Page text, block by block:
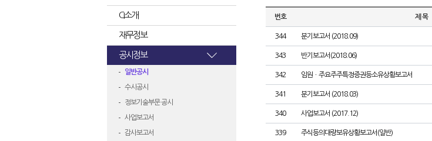
CI소개
재무정보
공시정보
일반공시
수시공시
정보기술부문 공시
사업보고서
감사보고서
번호 제 목
344 분기보고서 (2018.09)
343 반기보고서(2018.06)
342 임원ㆍ주요주주특정증권등소유상황보고서
341 분기보고서 (2018.03)
340 사업보고서 (2017.12)
339 주식등의대량보유상황보고서(일반)